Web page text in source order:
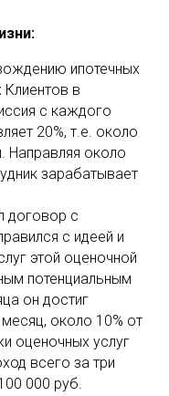
ипотечных
Клиентов в
с каждого
20%, т.е. около
Направляя около
зарабатывает
договор с
с идеей и
этой оценочной
потенциальным
он достиг
около 10% от
оценочных услуг
всего за три
000 руб.